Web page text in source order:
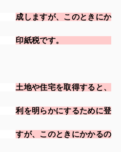
成しますが、 このと きにか
印紙税です。
土地や住宅を取得すると、
利を明らかにするために登
すが、このときにかかるの